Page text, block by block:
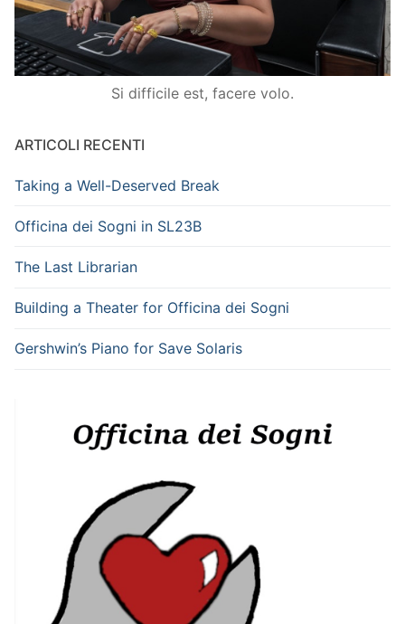
Si difficile est, facere volo.
ARTICOLI RECENTI
Taking a Well-Deserved Break
Officina dei Sogni in SL23B
The Last Librarian
Building a Theater for Officina dei Sogni
Gershwin’s Piano for Save Solaris